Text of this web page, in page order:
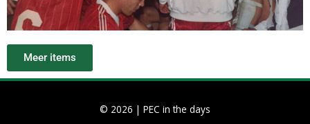
Meer items
© 2026 | PEC in the days